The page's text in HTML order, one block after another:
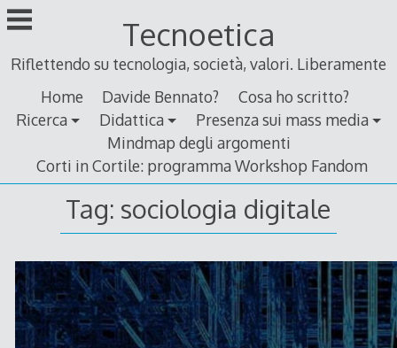
Skip
to
Tecnoetica
Riflettendo su tecnologia, società, valori. Liberamente
Home
Davide Bennato?
Cosa ho scritto?
Ricerca
Didattica
Presenza sui mass media
Mindmap degli argomenti
Corti in Cortile: programma Workshop Fandom
Tag: sociologia digitale